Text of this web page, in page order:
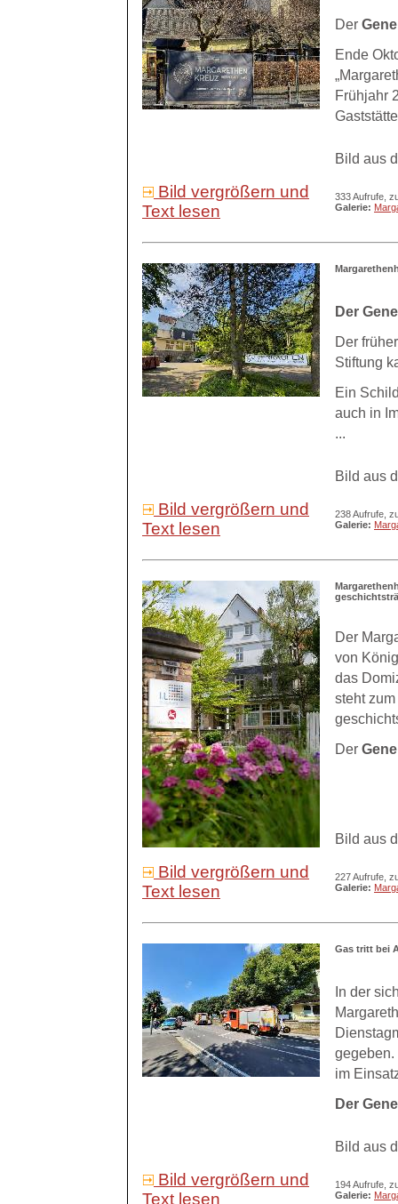
Der
Ende
Frühjahr
Bild aus
Bild vergrößern und
Text lesen
333 Aufrufe,
Galerie:
Der
Der
Stiftung
Ein
auch in
...
Bild aus
Bild vergrößern und
Text lesen
238 Aufrufe,
Galerie:
Der
von
das
steht
Der
Bild aus
Bild vergrößern und
Text lesen
227 Aufrufe,
Galerie:
Gas tritt bei
In der
gegeben.
im
Der
Bild aus
Bild vergrößern und
Text lesen
194 Aufrufe,
Galerie: